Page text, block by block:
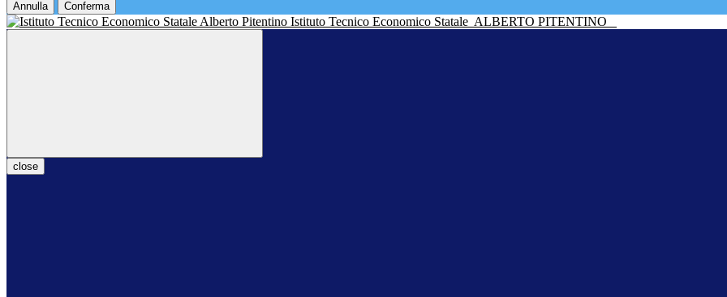
Annulla Conferma
Istituto Tecnico Economico Statale ALBERTO PITENTINO
close